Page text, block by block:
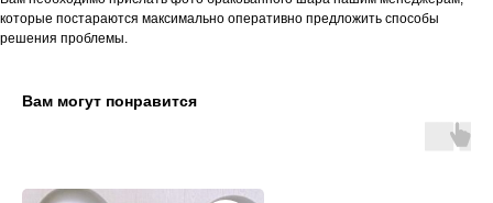
которые постараются максимально оперативно предложить способы
решения проблемы.
Вам могут понравится